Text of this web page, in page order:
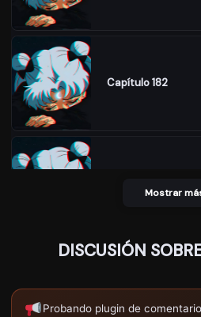
Capítulo 182
Mostrar
DISCUSIÓN
Probando plugin de